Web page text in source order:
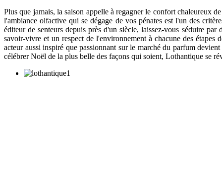
Plus que jamais, la saison appelle à regagner le confort chaleureux
l'ambiance olfactive qui se dégage de vos pénates est l'un des
éditeur de senteurs depuis près d'un siècle, laissez-vous séduire
savoir-vivre et un respect de l'environnement à chacune des
acteur aussi inspiré que passionnant sur le marché du parfum
célébrer Noël de la plus belle des façons qui soient, Lothantique se